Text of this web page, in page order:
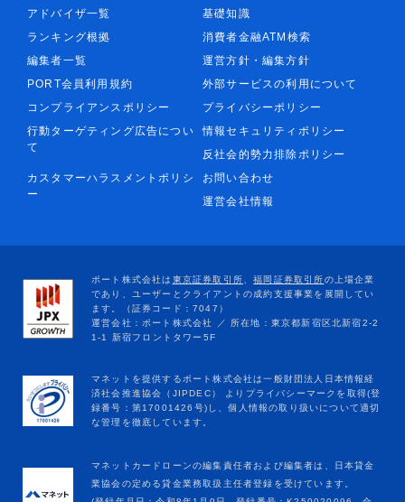
アドバイザ一覧
基礎知識
ランキング根拠
消費者金融ATM検索
編集者一覧
運営方針・編集方針
PORT会員利用規約
外部サービスの利用について
コンプライアンスポリシー
プライバシーポリシー
行動ターゲティング広告につい
て
情報セキュリティポリシー
反社会的勢力排除ポリシー
カスタマーハラスメントポリシ
ー
お問い合わせ
運営会社情報
マネットカードローンの編集責任者および編集者は、日本貸金
業協会の定める貸金業務取扱主任者登録を受けています。